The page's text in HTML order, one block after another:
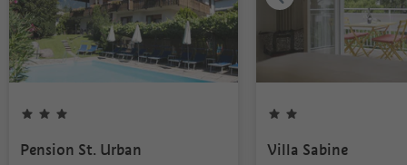
Pension St. Urban Villa Sabine